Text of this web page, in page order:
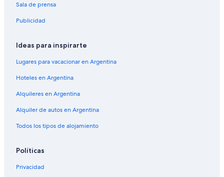
Sala de prensa
Publicidad
Ideas para inspirarte
Lugares para vacacionar en Argentina
Hoteles en Argentina
Alquileres en Argentina
Alquiler de autos en Argentina
Todos los tipos de alojamiento
Políticas
Privacidad